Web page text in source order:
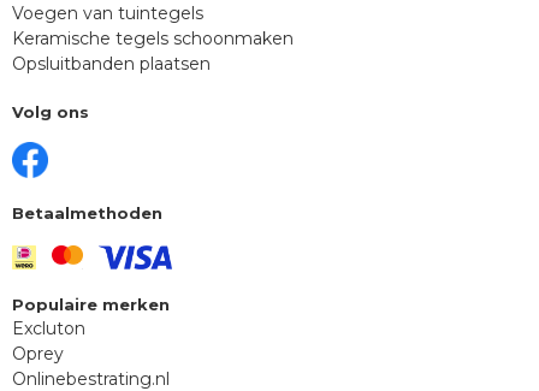
Voegen van tuintegels
Keramische tegels schoonmaken
Opsluitbanden plaatsen
Volg ons
Betaalmethoden
Populaire merken
Excluton
Oprey
Onlinebestrating.nl